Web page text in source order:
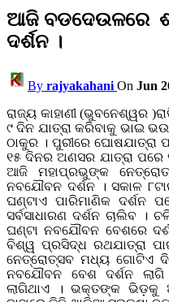
ଆଜି ବଡଦେଉଳରେ
ଦର୍ଶନ ।
By rajyakahani On Jun
ରାଜ୍ୟ କାହାଣୀ (ଭୁବନେଶ୍ୱର
୯ ଦିନ ଯାତ୍ରା କରିବାକୁ ଭାଇ
ଠାକୁର । ପୁରୀରେ ଘୋଷଯାତ୍ରା
୧୫ ଦିନର ଅଣସର ଯାତ୍ରା
ଆଜି ମହାପ୍ରଭୁଙ୍କ
ନବଯୌବନ ଦର୍ଶନ । ସକାଳ
ଘଣ୍ଟାଏ ପାରିମାଣିକ ଦର୍ଶନ
ସର୍ବସାଧାରଣ ଦର୍ଶନ ଚାଲିବ ।
ଘଣ୍ଟା ନବଯୌବନ ବେଶରେ
ବିଶ୍ୱ ପ୍ରସିଦ୍ଧ ରଥଯାତ୍ରା
ନେତ୍ରୋତ୍ସବ ମଧ୍ୟ ଗୋଟିଏ
ନବଯୌବନ ବେଶ ଦର୍ଶନ
ଲାଗିଥାଏ । ଭକ୍ତଙ୍କ ଭିଡ଼କୁ